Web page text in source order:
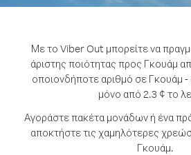
Με το Viber Out μπορείτε να
άριστης ποιότητας προς Γκουάμ
οποιονδήποτε αριθμό σε Γκουάμ -
μόνο από 2.3 ¢ το
Αγοράστε πακέτα μονάδων ή ένα
αποκτήστε τις χαμηλότερες
Γκουάμ.